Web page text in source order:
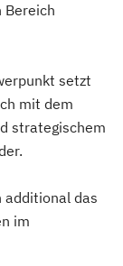
setzt
mit dem
strategischem
additional das
im